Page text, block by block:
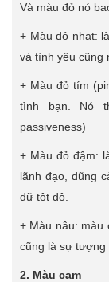
Và màu đỏ nó
+ Màu đỏ nhạt:
và tình yêu cũng
+ Màu đỏ tím
tình bạn. Nó
passiveness)
+ Màu đỏ đậm:
lãnh đạo, dũng
dữ tột độ.
+ Màu nâu: màu
cũng là sự tượng
2. Màu cam